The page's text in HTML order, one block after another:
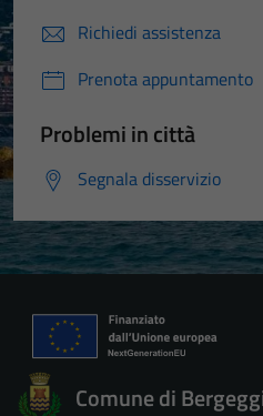
Richiedi assistenza
Prenota appuntamento
Problemi in città
Segnala disservizio
Comune di